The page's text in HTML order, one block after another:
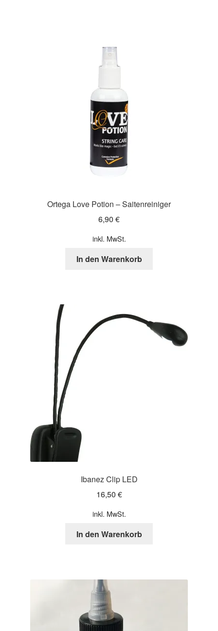
Ortega Love Potion – Saitenreiniger
6,90 €
inkl. MwSt.
In den Warenkorb
Ibanez Clip LED
16,50 €
inkl. MwSt.
In den Warenkorb